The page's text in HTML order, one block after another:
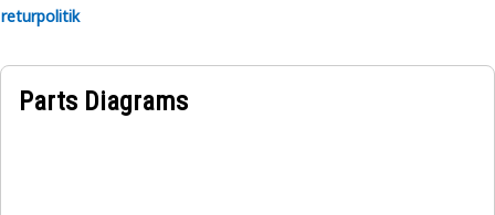
returpolitik
Parts Diagrams